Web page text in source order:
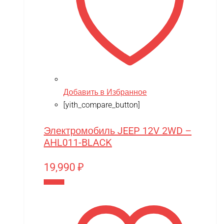
Добавить в Избранное
[yith_compare_button]
Электромобиль JEEP 12V 2WD –
AHL011-BLACK
19,990 ₽